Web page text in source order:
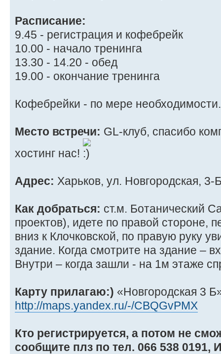
Расписание:
9.45 - регистрация и кофебрейк
10.00 - начало тренинга
13.30 - 14.20 - обед
19.00 - окончание тренинга
Кофебрейки - по мере необходимости.
Место встречи: GL-клуб, спасибо
хостинг нас!
Адрес: Харьков, ул. Новгородская, 3-
Как добраться: ст.м. Ботанический
проектов), идете по правой стороне,
вниз к Клочковской, по правую руку
здание. Когда смотрите на здание –
Внутри – когда зашли - на 1м этаже
Карту прилагаю:) «Новгородская 3
http://maps.yandex.ru/-/CBQGvPMX
Кто регистрируется, а потом не
сообщите плз по тел. 066 538 0191,